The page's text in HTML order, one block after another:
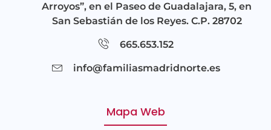
Arroyos”, en el Paseo de Guadalajara, 5, en
San Sebastián de los Reyes. C.P. 28702
665.653.152
info@familiasmadridnorte.es
Mapa Web